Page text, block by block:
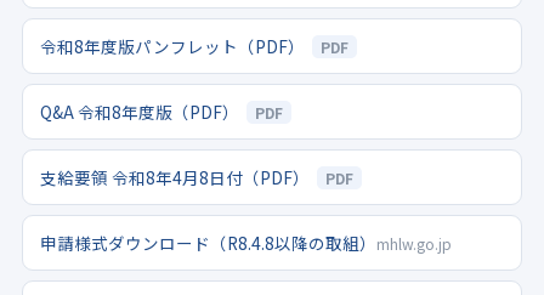
令和8年度版パンフレット（PDF） PDF
Q&A 令和8年度版（PDF） PDF
支給要領 令和8年4月8日付（PDF） PDF
申請様式ダウンロード（R8.4.8以降の取組） mhlw.go.jp